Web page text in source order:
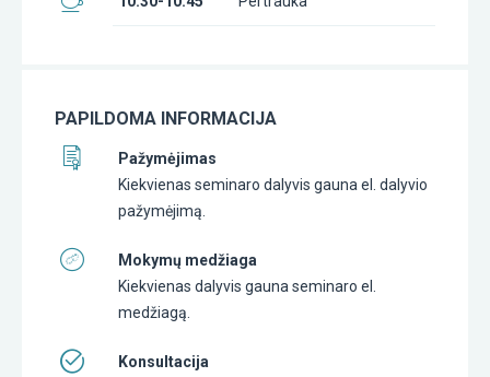
PAPILDOMA INFORMACIJA
Pažymėjimas
Kiekvienas seminaro dalyvis gauna el. dalyvio
pažymėjimą.
Mokymų medžiaga
Kiekvienas dalyvis gauna seminaro el.
medžiagą.
Konsultacija